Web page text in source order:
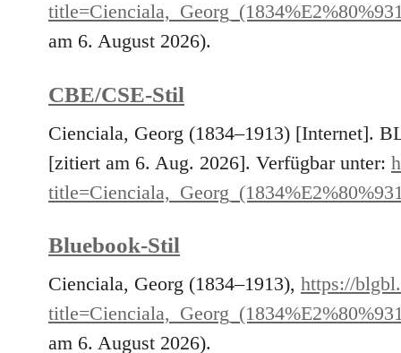
am 6. August 2026).
CBE/CSE-Stil
Cienciala, Georg (1834–1913) [Internet].
[zitiert am 6. Aug. 2026]. Verfügbar unter:
Bluebook-Stil
Cienciala, Georg (1834–1913), https://
am 6. August 2026).